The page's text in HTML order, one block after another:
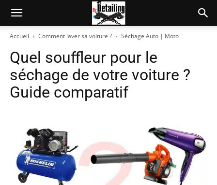
Accueil Comment laver sa voiture ? Séchage Auto | Moto
Quel souffleur pour le
séchage de votre voiture ?
Guide comparatif